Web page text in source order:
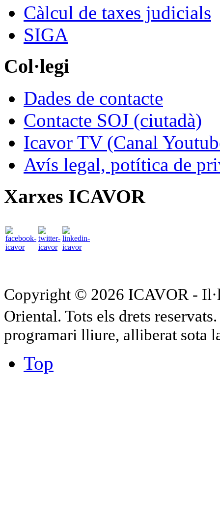
Càlcul de taxes judicials
SIGA
Col·legi
Dades de contacte
Contacte SOJ (ciutadà)
Icavor TV (Canal
Avís legal, potítica de
Xarxes ICAVOR
Copyright © 2026 ICAVOR -
Oriental. Tots els drets
programari lliure, alliberat sota
Top